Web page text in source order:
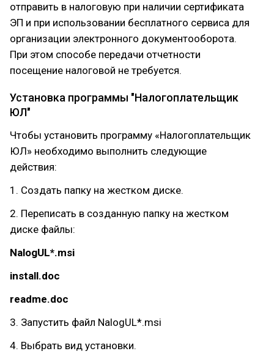
отправить в налоговую при наличии сертификата
ЭП и при использовании бесплатного сервиса для
организации электронного документооборота.
При этом способе передачи отчетности
посещение налоговой не требуется.
Установка программы "Налогоплательщик
ЮЛ"
Чтобы установить программу «Налогоплательщик
ЮЛ» необходимо выполнить следующие
действия:
1. Создать папку на жестком диске.
2. Переписать в созданную папку на жестком
диске файлы:
NalogUL*.msi
install.doc
readme.doc
3. Запустить файл NalogUL*.msi
4. Выбрать вид установки.